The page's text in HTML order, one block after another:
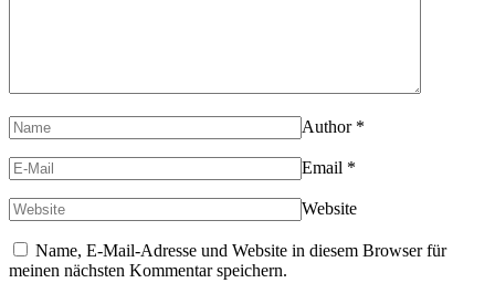
Author *
Email *
Website
Name, E-Mail-Adresse und Website in diesem Browser für
meinen nächsten Kommentar speichern.